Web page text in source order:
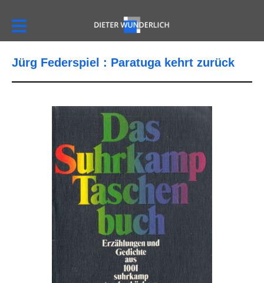
Jürg Federspiel : Paratuga kehrt zurück